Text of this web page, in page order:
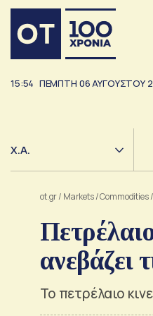
15:54 ΠΕΜΠΤΗ 06ΑΥΓΟΥΣΤΟΥ
Χ.Α.
ot.gr/ Markets/Commodities/
ανεβάζει
Το πετρέλαιο